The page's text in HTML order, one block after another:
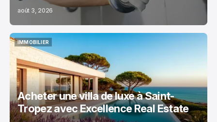
août 3, 2026
IMMOBILIER
IMMOBILIER
Acheter une villa de luxe à Saint-
Tropez avec Excellence Real Estate